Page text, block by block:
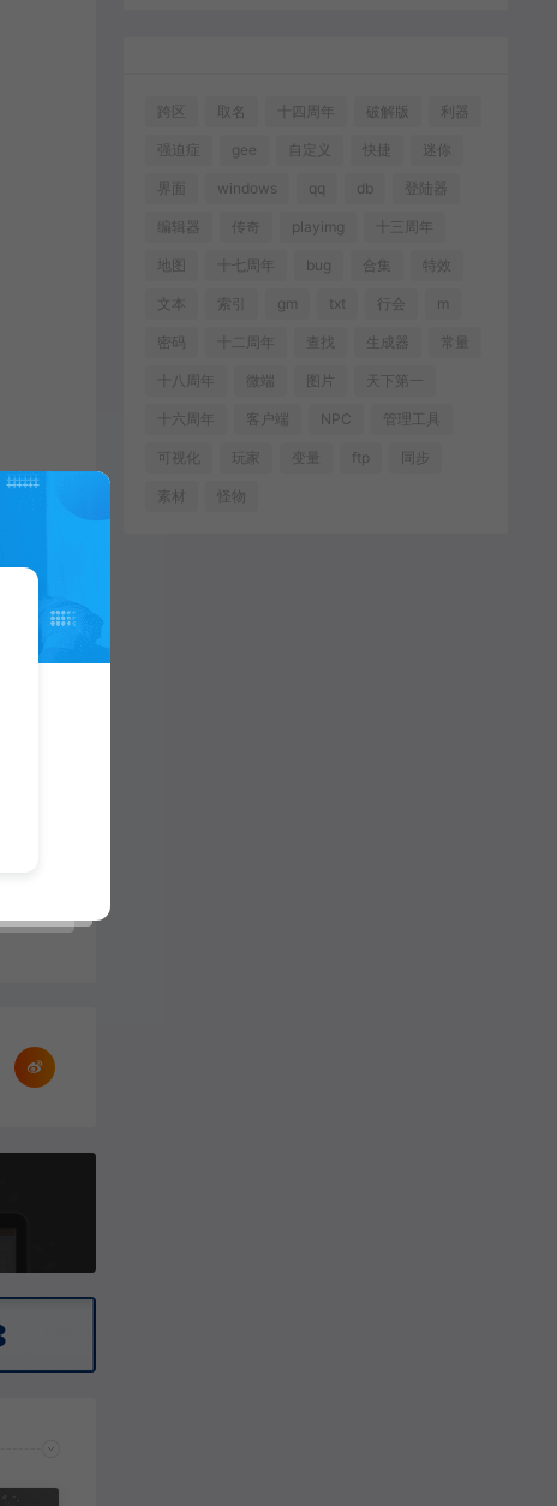
跨区 取名 十四周年 破解版 利器
强迫症 gee 自定义 快捷 迷你
界面 windows qq db 登陆器
编辑器 传奇 playimg 十三周年
地图 十七周年 bug 合集 特效
文本 索引 gm txt 行会 m
密码 十二周年 查找 生成器 常量
十八周年 微端 图片 天下第一
十六周年 客户端 NPC 管理工具
可视化 玩家 变量 ftp 同步
素材 怪物